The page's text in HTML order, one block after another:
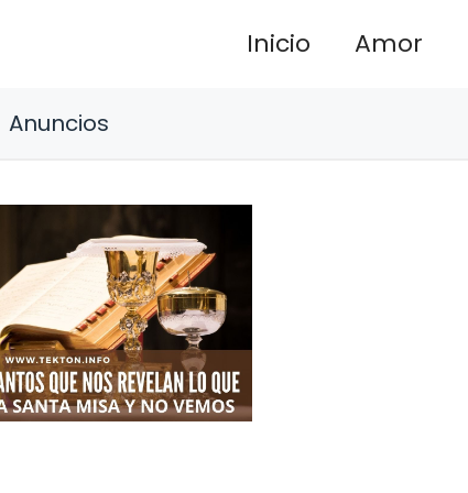
Inicio Amor
Anuncios